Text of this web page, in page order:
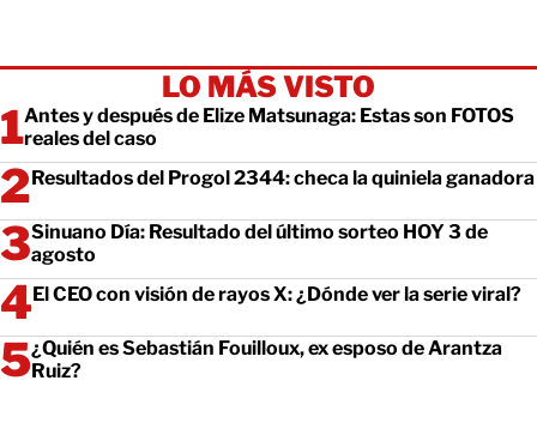
LO MÁS VISTO
Antes y después de Elize Matsunaga: Estas son FOTOS
reales del caso
Resultados del Progol 2344: checa la quiniela ganadora
Sinuano Día: Resultado del último sorteo HOY 3 de
agosto
El CEO con visión de rayos X: ¿Dónde ver la serie viral?
¿Quién es Sebastián Fouilloux, ex esposo de Arantza
Ruiz?